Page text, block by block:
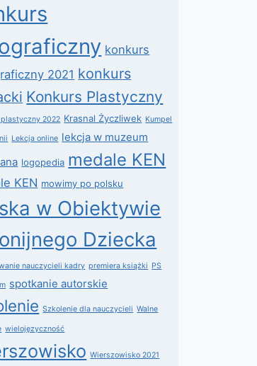
konkurs
2021 konkurs
Konkurs Plastyczny
2022 Krasnal Życzliwek Kumpel
Lekcja online lekcja w muzeum
logopedia medale KEN
KEN mowimy po polsku
w Obiektywie
Dziecka
nauczycieli kadry premiera książki PS
spotkanie autorskie
Szkolenie dla nauczycieli Walne
wielojęzyczność
Wierszowisko 2021